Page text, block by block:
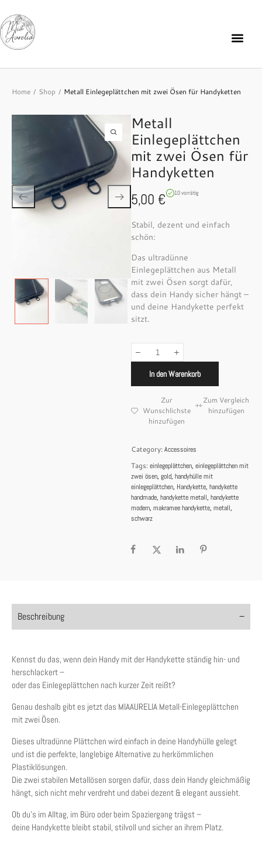
Home / Shop / Metall Einlegeplättchen mit zwei Ösen für Handyketten
Metall
Einlegeplättchen
mit zwei Ösen für
Handyketten
5,00 € 10 vorrätig
Stabil, dezent und einfach
schön:
Das ultradünne
Einlegeplättchen aus Metall
mit zwei Ösen sorgt dafür,
dass dein Handy sicher hängt –
und deine Handykette perfekt
sitzt.
In den Warenkorb
Zur
Wunschlichste
hinzufügen
Zum Vergleich
hinzufügen
Category:Accessoires
Tags:einlegeplättchen, einlegeplättchen mit
zwei ösen, gold, handyhülle mit
einlegeplättchen, Handykette, handykette
handmade, handykette metall, handykette
modern, makramee handykette, metall,
schwarz
Beschreibung
Kennst du das, wenn dein Handy mit der Handykette ständig hin- und
herschlackert –
oder das Einlegeplättchen nach kurzer Zeit reißt?
Genau deshalb gibt es jetzt das MIAAURELIA Metall-Einlegeplättchen
mit zwei Ösen.
Dieses ultradünne Plättchen wird einfach in deine Handyhülle gelegt
und ist die perfekte, langlebige Alternative zu herkömmlichen
Plastiklösungen.
Die zwei stabilen Metallösen sorgen dafür, dass dein Handy gleichmäßig
hängt, sich nicht mehr verdreht und dabei dezent & elegant aussieht.
Ob du’s im Alltag, im Büro oder beim Spaziergang trägst –
deine Handykette bleibt stabil, stilvoll und sicher an ihrem Platz.